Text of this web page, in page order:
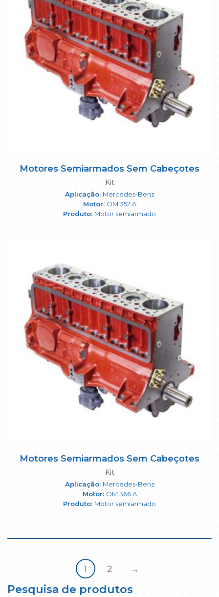
Motores Semiarmados Sem Cabeçotes
Kit
Mercedes-Benz
OM 352 A
Motor semiarmado
Motores Semiarmados Sem Cabeçotes
Kit
Mercedes-Benz
OM 366 A
Motor semiarmado
1 2 →
Pesquisa de produtos